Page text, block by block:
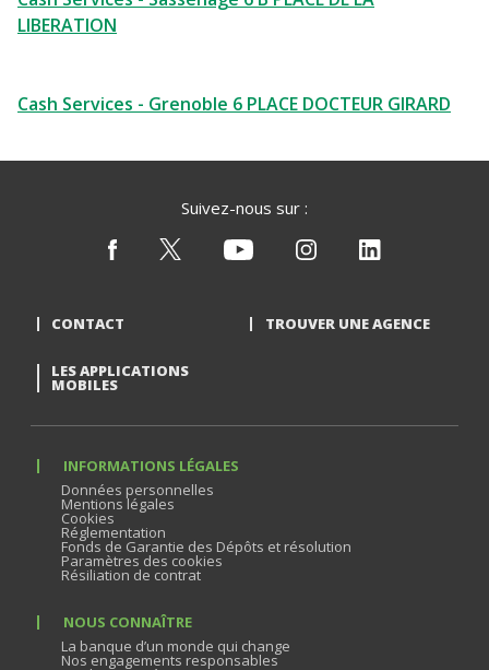
LIBERATION
Cash Services - Grenoble 6 PLACE DOCTEUR GIRARD
Suivez-nous sur :
CONTACT TROUVER UNE AGENCE
LES APPLICATIONS
MOBILES
INFORMATIONS LÉGALES
Données personnelles
Mentions légales
Cookies
Réglementation
Fonds de Garantie des Dépôts et résolution
Paramètres des cookies
Résiliation de contrat
NOUS CONNAÎTRE
La banque d’un monde qui change
Nos engagements responsables